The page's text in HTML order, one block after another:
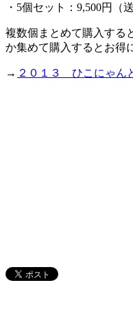
・5個セット：9,500円（
複数個まとめて購入する
か集めて購入するとお得
→ ２０１３ ひこにゃん